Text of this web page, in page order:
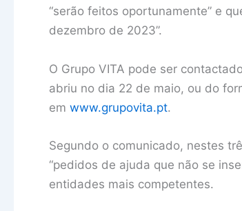
“serão feitos oportunamente” e
dezembro de 2023”.
O Grupo VITA pode ser
abriu no dia 22 de maio, ou do
em www.grupovita.pt.
Segundo o comunicado, nestes
“pedidos de ajuda que não se
entidades mais competentes.